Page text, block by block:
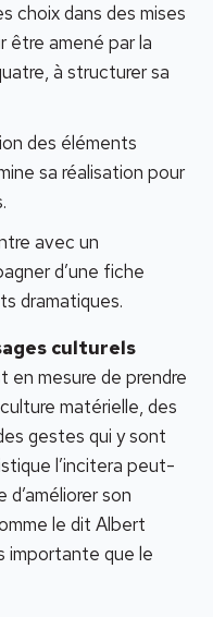
choix dans des mises
être amené par la
à structurer sa
des éléments
sa réalisation pour
avec un
d’une fiche
dramatiques.
culturels
en mesure de prendre
matérielle, des
gestes qui y sont
l’incitera peut-
son
le dit Albert
importante que le